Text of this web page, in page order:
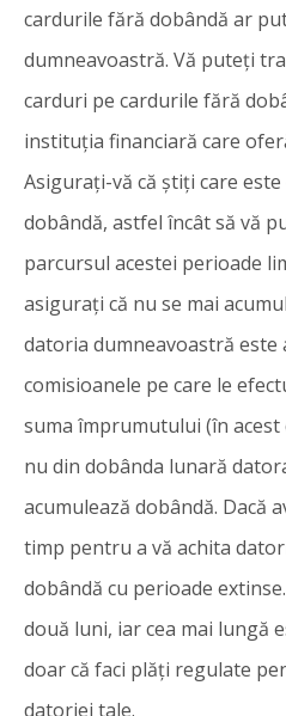
cardurile fără dobândă ar
dumneavoastră. Vă puteți
carduri pe cardurile fără
instituția financiară care
Asigurați-vă că știți care
dobândă, astfel încât să vă
parcursul acestei perioade
asigurați că nu se mai
datoria dumneavoastră este
comisioanele pe care le
suma împrumutului (în
nu din dobânda lunară
acumulează dobândă. Dacă
timp pentru a vă achita
dobândă cu perioade
două luni, iar cea mai lungă
doar că faci plăți regulate
datoriei tale.